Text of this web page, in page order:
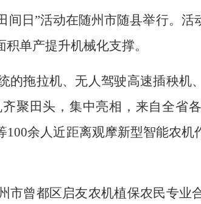
间日”活动在随州市随县举行。
单产提升机械化支撑。
拖拉机、无人驾驶高速插秧机
聚田头，集中亮相，来自全省
余人近距离观摩新型智能农机
市曾都区启友农机植保农民专业